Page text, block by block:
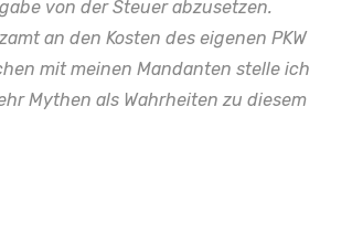
von der Steuer abzusetzen.
an den Kosten des eigenen PKW
mit meinen Mandanten stelle ich
Mythen als Wahrheiten zu diesem